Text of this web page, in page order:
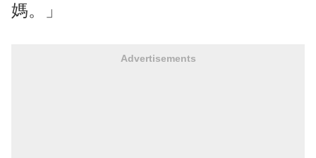
媽。」
Advertisements